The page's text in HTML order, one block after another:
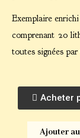
Exemplaire
comprenant 20
toutes signées
Acheter
Ajouter